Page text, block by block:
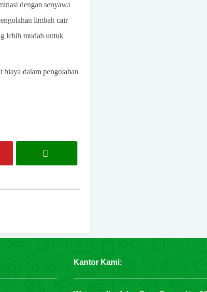
dengan senyawa
limbah cair
lebih mudah untuk
biaya dalam pengolahan
Kantor Kami: